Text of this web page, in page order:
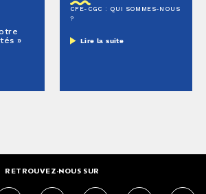
»
CFE-CGC : QUI SOMMES-NOUS
?
Lire la suite
RETROUVEZ-NOUS SUR